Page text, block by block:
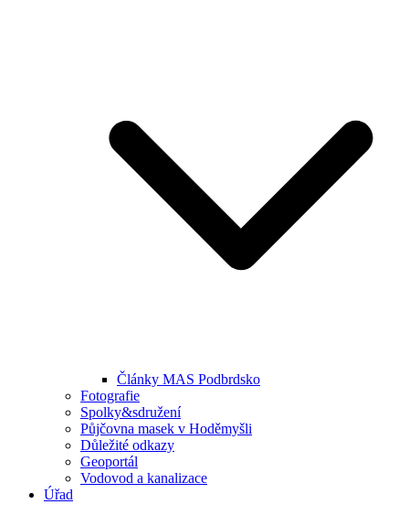
Články MAS Podbrdsko
Fotografie
Spolky&sdružení
Půjčovna masek v Hoděmyšli
Důležité odkazy
Geoportál
Vodovod a kanalizace
Úřad